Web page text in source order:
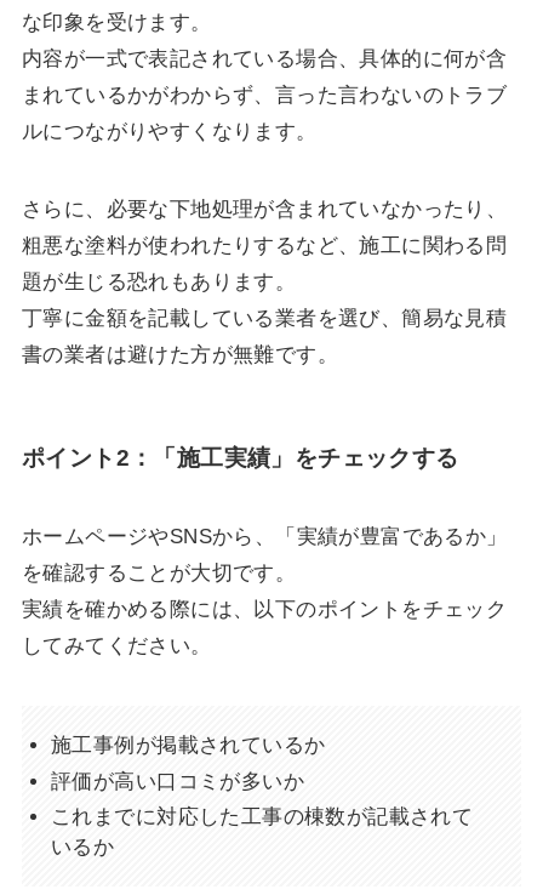
な印象を受けます。
内容が一式で表記されている場合、具体的に何が含
まれているかがわからず、言った言わないのトラブ
ルにつながりやすくなります。
さらに、必要な下地処理が含まれていなかったり、
粗悪な塗料が使われたりするなど、施工に関わる問
題が生じる恐れもあります。
丁寧に金額を記載している業者を選び、簡易な見積
書の業者は避けた方が無難です。
ポイント2：「施工実績」をチェックする
ホームページやSNSから、「実績が豊富であるか」
を確認することが大切です。
実績を確かめる際には、以下のポイントをチェック
してみてください。
施工事例が掲載されているか
評価が高い口コミが多いか
これまでに対応した工事の棟数が記載されて
いるか